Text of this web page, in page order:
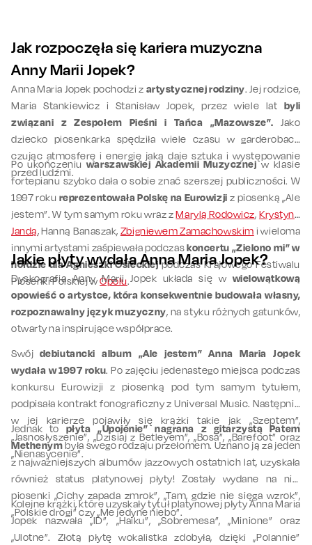
Jak rozpoczęła się kariera muzyczna
Anny Marii Jopek?
Anna Maria Jopek pochodzi z artystycznej rodziny. Jej rodzice,
Maria Stankiewicz i Stanisław Jopek, przez wiele lat byli
związani z Zespołem Pieśni i Tańca „Mazowsze”. Jako
dziecko piosenkarka spędziła wiele czasu w garderobach
czując atmosferę i energię jaką daje sztuka i występowanie
przed ludźmi.
Po ukończeniuwarszawskiej Akademii Muzycznejw klasie
fortepianu szybko dała o sobie znać szerszej publiczności. W
1997 roku reprezentowała Polskę na Eurowizji z piosenką „Ale
jestem”. W tym samym roku wraz zMarylą Rodowicz, Krystyną
Jandą, Hanną Banaszak, Zbigniewem Zamachowskim i wieloma
innymi artystami zaśpiewała podczaskoncertu „Zielono mi” w
hołdzie dla Agnieszki Osieckiejpodczas Krajowego Festiwalu
Piosenki Polskiej wOpolu.
Jakie płyty wydała Anna Maria Jopek?
Dyskografia Anny Marii Jopek układa się wwielowątkową
opowieść o artystce, która konsekwentnie budowała własny,
rozpoznawalny język muzyczny, na styku różnych gatunków,
otwarty na inspirujące współprace.
Swój debiutancki album „Ale jestem” Anna Maria Jopek
wydała w 1997 roku. Po zajęciu jedenastego miejsca podczas
konkursu Eurowizji z piosenką pod tym samym tytułem,
podpisała kontrakt fonograficzny z Universal Music. Następnie
w jej karierze pojawiły się krążki takie jak „Szeptem”,
„Jasnosłyszenie”, „Dzisiaj z Betleyem”, „Bosa”, „Barefoot” oraz
„Nienasycenie”.
Jednak to płyta „Upojenie” nagrana z gitarzystą Patem
Methenymbyła swego rodzaju przełomem. Uznano ją za jeden
z najważniejszych albumów jazzowych ostatnich lat, uzyskała
również status platynowej płyty! Zostały wydane na niej
piosenki „Cichy zapada zmrok”, „Tam, gdzie nie sięga wzrok”,
„Polskie drogi” czy „Me jedyne niebo”.
Kolejne krążki, które uzyskały tytuł platynowej płyty Anna Maria
Jopek nazwała „ID”, „Haiku”, „Sobremesa”, „Minione” oraz
„Ulotne”. Złotą płytę wokalistka zdobyła, dzięki „Polannie”